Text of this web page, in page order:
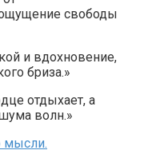
свободы
и вдохновение,
бриза.»
отдыхает, а
волн.»
мысли.